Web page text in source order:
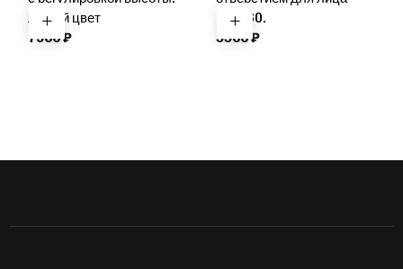
Любой цвет
7900₽
180*60.
5500₽